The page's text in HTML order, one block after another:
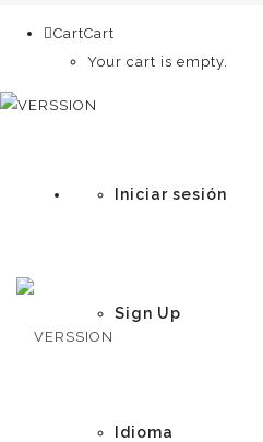
CartCart
Your cart is empty.
Iniciar sesión
Sign Up
Idioma